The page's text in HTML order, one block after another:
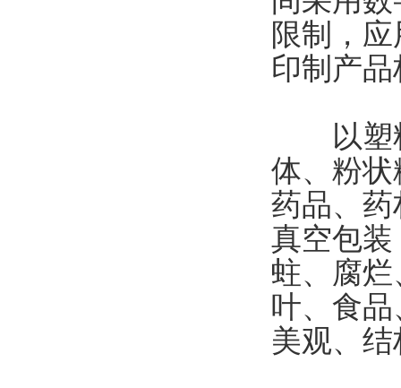
限制，
印制产
以塑料
体、粉
药品、
真空包
蛀、腐
叶、食
美观、